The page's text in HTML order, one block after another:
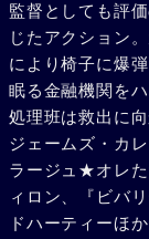
監督としても評
じたアクション
により椅子に爆
眠る金融機関を
処理班は救出に
ジェームズ・カ
ラージュ★オレ
ィロン、『ビバ
ドハーティーほ